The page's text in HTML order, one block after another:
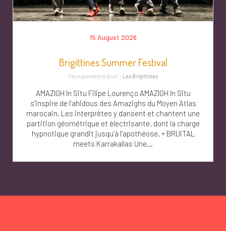
15 August 2026
Brigittines Summer Festival
Georganiseerd door : Les Brigittines
AMAZIGH In Situ Filipe Lourenço AMAZIGH In Situ
s’inspire de l’ahidous des Amazighs du Moyen Atlas
marocain. Les interprètes y dansent et chantent une
partition géométrique et électrisante, dont la charge
hypnotique grandit jusqu’à l’apothéose. + BRUiTAL
meets Karrakallas Une...